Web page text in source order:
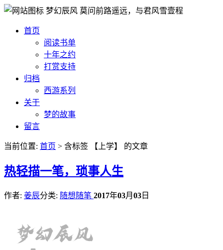
梦幻辰风 莫问前路遥远，与君风雪壹程
首页
阅读书单
十年之约
打赏支持
归档
西游系列
关于
梦的故事
留言
当前位置: 首页 > 含标签 【上学】 的文章
热轻描一笔，琐事人生
作者: 姜辰分类: 随想随笔 2017年03月 03 日